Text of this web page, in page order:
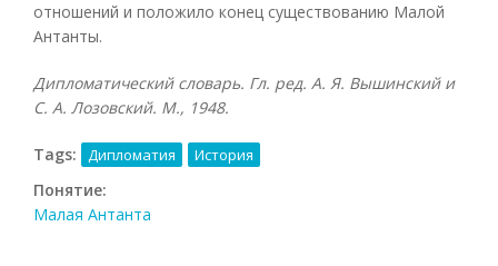
отношений и положило конец существованию Малой
Антанты.
Дипломатический словарь. Гл. ред. А. Я. Вышинский и
С. А. Лозовский. М., 1948.
Tags: Дипломатия История
Понятие:
Малая Антанта